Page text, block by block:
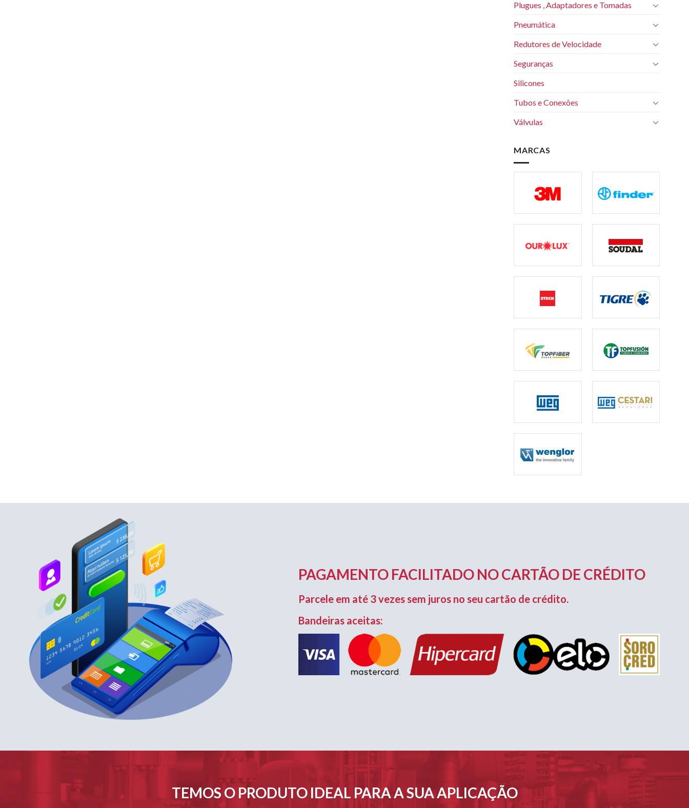
Plugues , Adaptadores e Tomadas
Pneumática
Redutores de Velocidade
Seguranças
Silicones
Tubos e Conexões
Válvulas
MARCAS
PAGAMENTO FACILITADO NO CARTÃO DE CRÉDITO
Parcele em até 3 vezes sem juros no seu cartão de crédito.
Bandeiras aceitas:
TEMOS O PRODUTO IDEAL PARA A SUA APLICAÇÃO